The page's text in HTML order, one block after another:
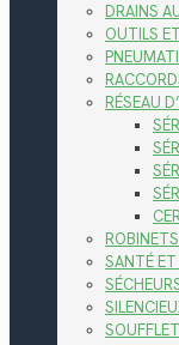
DRAINS
OUTILS
RÉSEAU
SANTÉ